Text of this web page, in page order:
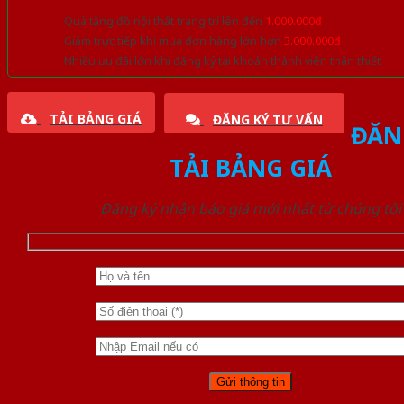
Quà tặng đồ nội thất trang trí lên đến 1.000.000đ
Giảm trực tiếp khi mua đơn hàng lớn hơn 3.000.000đ
Nhiều ưu đãi lớn khi đăng ký tài khoản thành viên thân thiết
TẢI BẢNG GIÁ ĐĂNG KÝ TƯ VẤN
TẢI BẢNG GIÁ
Đăng ký nhận báo giá mới nhất từ chúng tôi